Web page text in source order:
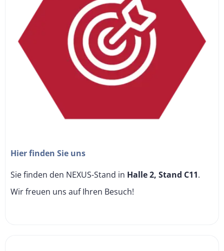
Hier finden Sie uns
Sie finden den NEXUS-Stand in Halle 2, Stand C11.
Wir freuen uns auf Ihren Besuch!